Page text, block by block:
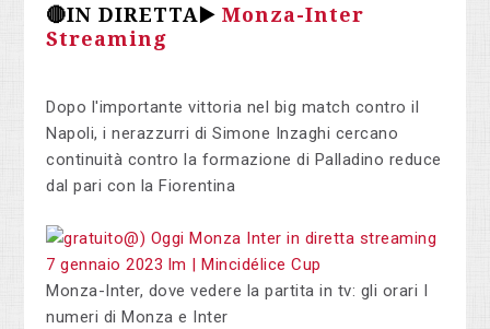
🔴IN DIRETTA▶️Monza-Inter
Streaming
Dopo l'importante vittoria nel big match contro il
Napoli, i nerazzurri di Simone Inzaghi cercano
continuità contro la formazione di Palladino reduce
dal pari con la Fiorentina
Monza-Inter, dove vedere la partita in tv: gli orari I
numeri di Monza e Inter